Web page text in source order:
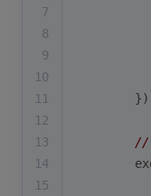
7
8
9
10
11
12
13
//
14
15